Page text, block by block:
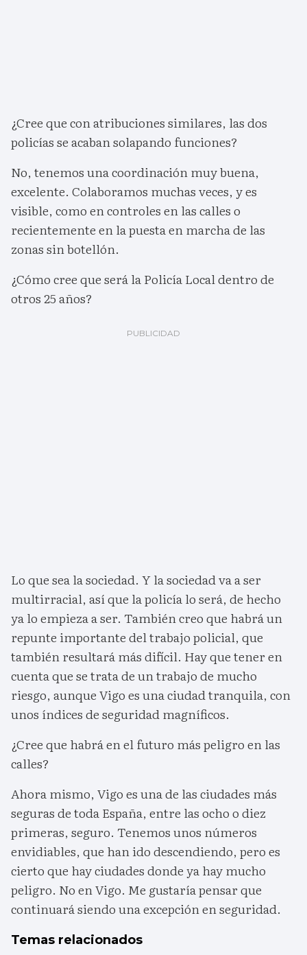
¿Cree que con atribuciones similares, las dos
policías se acaban solapando funciones?
No, tenemos una coordinación muy buena,
excelente. Colaboramos muchas veces, y es
visible, como en controles en las calles o
recientemente en la puesta en marcha de las
zonas sin botellón.
¿Cómo cree que será la Policía Local dentro de
otros 25 años?
Lo que sea la sociedad. Y la sociedad va a ser
multirracial, así que la policía lo será, de hecho
ya lo empieza a ser. También creo que habrá un
repunte importante del trabajo policial, que
también resultará más difícil. Hay que tener en
cuenta que se trata de un trabajo de mucho
riesgo, aunque Vigo es una ciudad tranquila, con
unos índices de seguridad magníficos.
¿Cree que habrá en el futuro más peligro en las
calles?
Ahora mismo, Vigo es una de las ciudades más
seguras de toda España, entre las ocho o diez
primeras, seguro. Tenemos unos números
envidiables, que han ido descendiendo, pero es
cierto que hay ciudades donde ya hay mucho
peligro. No en Vigo. Me gustaría pensar que
continuará siendo una excepción en seguridad.
Temas relacionados